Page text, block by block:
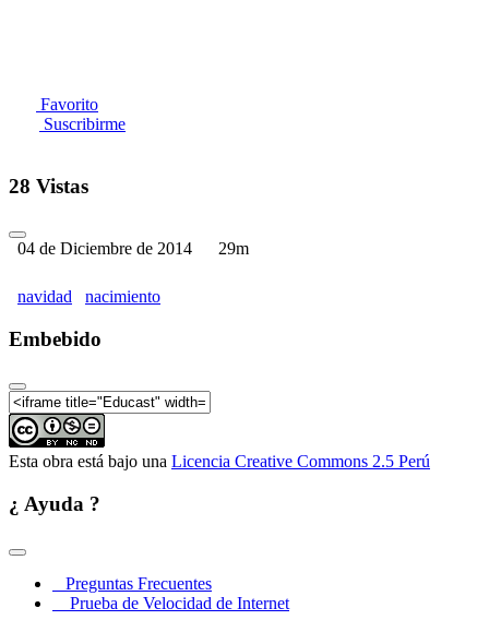
Favorito
Suscribirme
28 Vistas
04 de Diciembre de 2014 29m
navidad nacimiento
Embebido
Esta obra está bajo una Licencia Creative Commons 2.5 Perú
¿ Ayuda ?
Preguntas Frecuentes
Prueba de Velocidad de Internet